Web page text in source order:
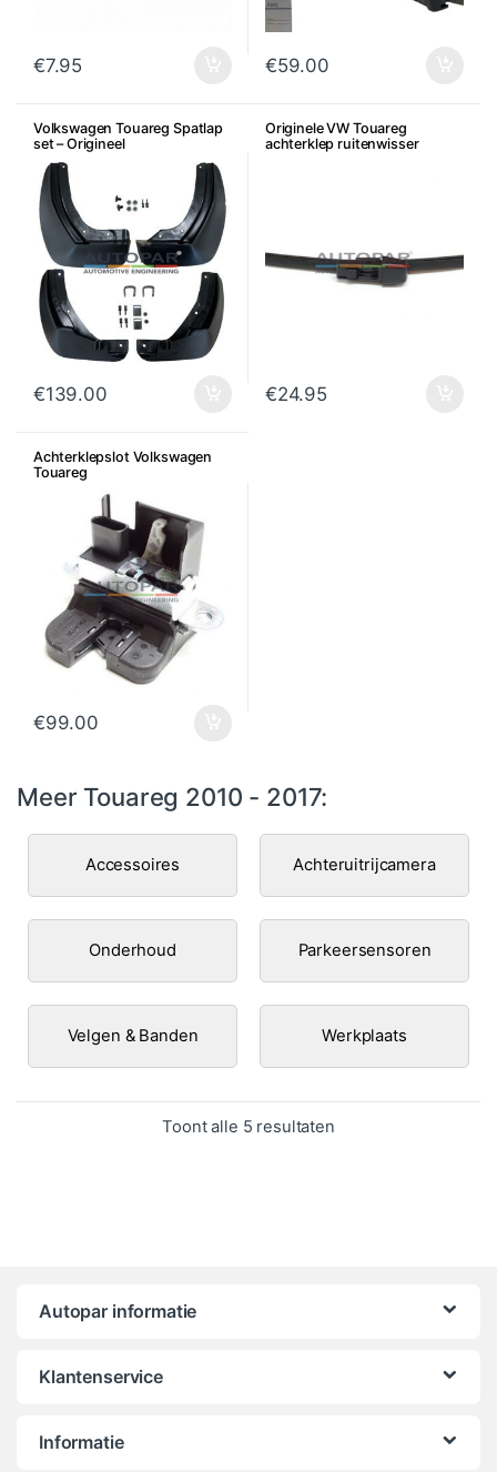
€7.95 €59.00
Volkswagen Touareg Spatlap
set – Origineel
€139.00
Originele VW Touareg
achterklep ruitenwisser
€24.95
Achterklepslot Volkswagen
Touareg
€99.00
Meer Touareg 2010 - 2017:
Accessoires Achteruitrijcamera
Onderhoud Parkeersensoren
Velgen & Banden Werkplaats
Toont alle 5 resultatenGesorteerd op
Autopar informatie
Klantenservice
Informatie